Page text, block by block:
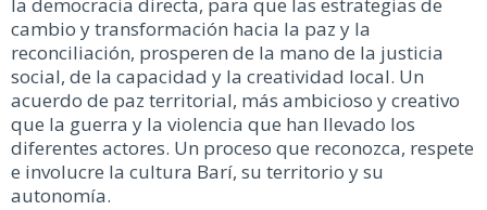
la democracia directa, para que las estrategias de
cambio y transformación hacia la paz y la
reconciliación, prosperen de la mano de la justicia
social, de la capacidad y la creatividad local. Un
acuerdo de paz territorial, más ambicioso y creativo
que la guerra y la violencia que han llevado los
diferentes actores. Un proceso que reconozca, respete
e involucre la cultura Barí, su territorio y su
autonomía.